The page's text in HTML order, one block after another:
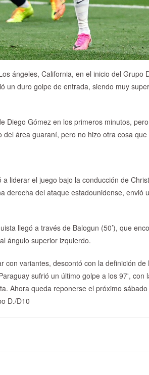
ángeles, California, en el inicio del Grupo
un duro golpe de entrada, siendo muy
Diego Gómez en los primeros minutos,
área guaraní, pero no hizo otra cosa
liderar el juego bajo la conducción de
derecha del ataque estadounidense, envió
llegó a través de Balogun (50’), que
ángulo superior izquierdo.
con variantes, descontó con la definición
sufrió un último golpe a los 97', con
Ahora queda reponerse el próximo
D./D10